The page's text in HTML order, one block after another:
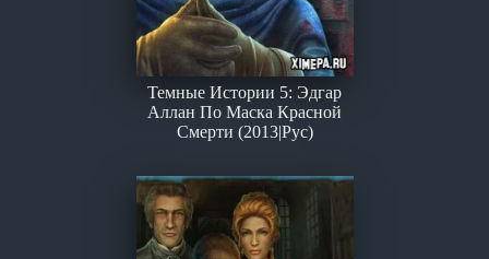
Темные Истории 5: Эдгар
Аллан По Маска Красной
Смерти (2013|Рус)